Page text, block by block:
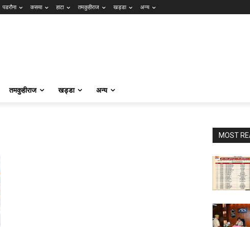
पडरौना कसया हाटा तमकुहीराज खड्डा अन्य
तमकुहीराज खड्डा अन्य
MOST